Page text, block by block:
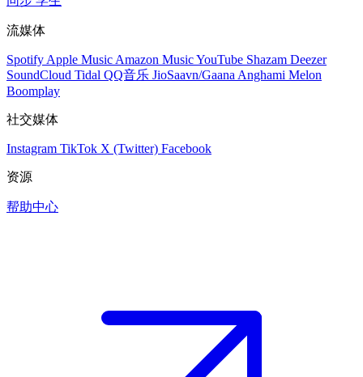
流媒体
Spotify Apple Music Amazon MusicYouTube Shazam Deezer
SoundCloud Tidal QQ音乐 JioSaavn/Gaana Anghami Melon
Boomplay
社交媒体
Instagram TikTok X (Twitter) Facebook
资源
帮助中心